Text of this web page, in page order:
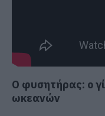
Ο φυσητήρας: ο
ωκεανών